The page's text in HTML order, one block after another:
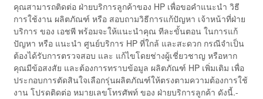
คุณสามารถติดต่อ ฝ่ายบริการลูกค้าของ HP เพื่อขอคำแนะนำ วิธี
การใช้งาน ผลิตภัณฑ์ หรือ สอบถามวิธีการแก้ปัญหา เจ้าหน้าที่ฝ่าย
บริการ ของ เอชพี พร้อมจะให้แนะนำคุณ ทีละขั้นตอน ในการแก้
ปัญหา หรือ แนะนำ ศูนย์บริการ HP ที่ใกล้ และสะดวก กรณีจำเป็น
ต้องได้รับการตรวจสอบ และ แก้ไขโดยช่างผู้เชี่ยวชาญ หรือหาก
คุณมีข้อสงสัย และต้องการทราบข้อมูล ผลิตภัณฑ์ HP เพิ่มเติม เพื่อ
ประกอบการตัดสินใจเลือกรุ่นผลิตภัณฑ์ให้ตรงตามความต้องการใช้
งาน โปรดติดต่อ หมายเลขโทรศัพท์ ของ ฝ่ายบริการลูกค้า ดังนี้.-